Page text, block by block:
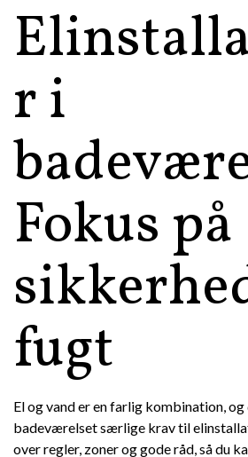
r i
Fokus på
fugt
El og vand er en farlig kombination,
badeværelset særlige krav til
over regler, zoner og gode råd, så du